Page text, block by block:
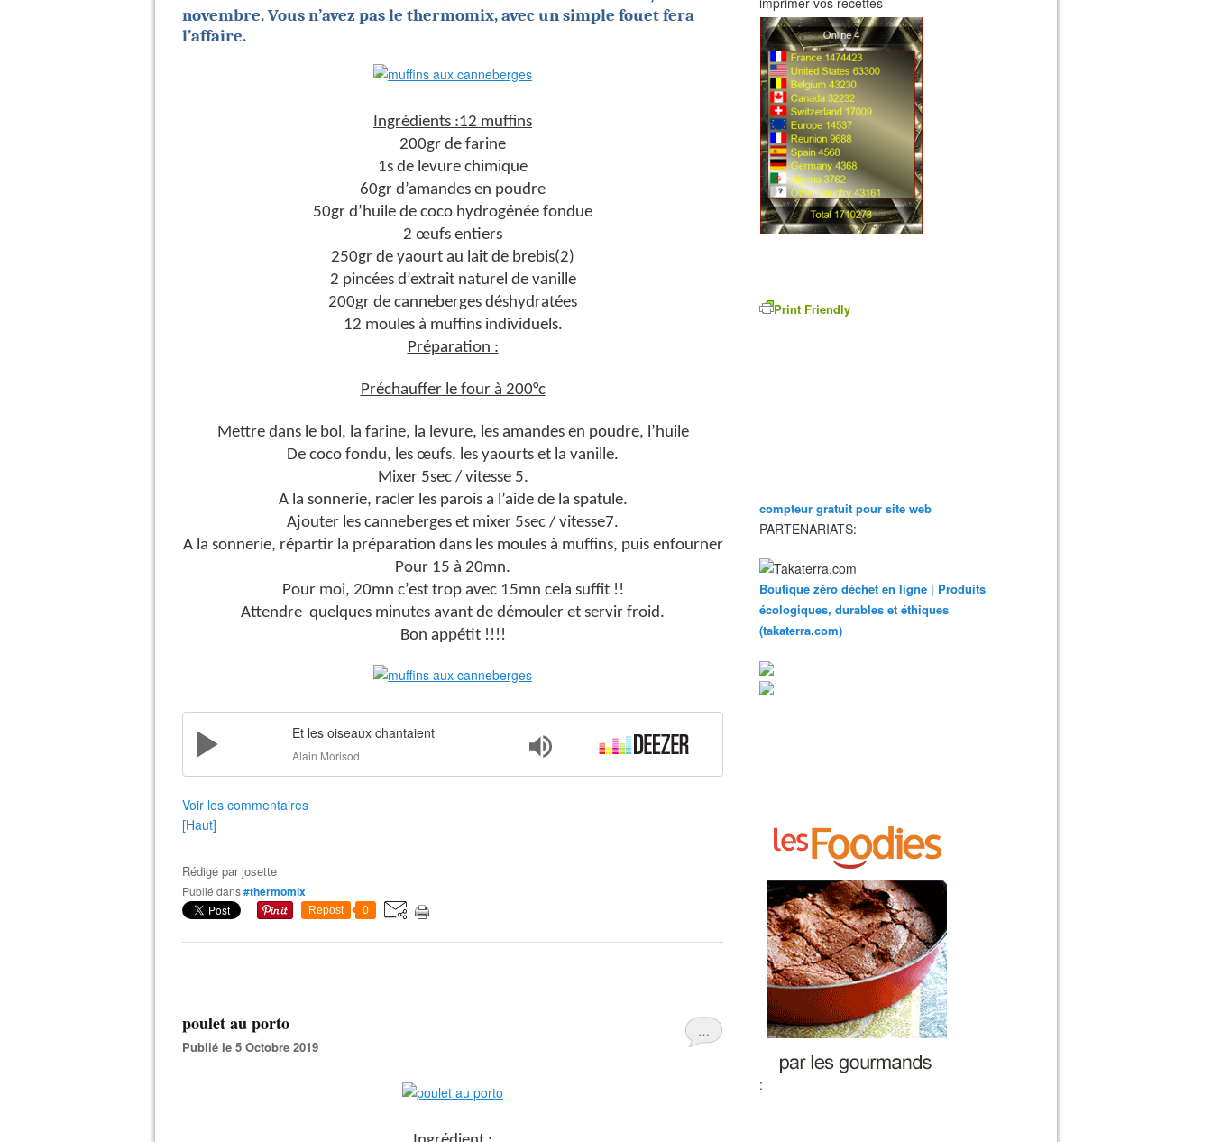
novembre. Vous n’avez pas le thermomix, avec un simple fouet fera
l’affaire.
Ingrédients :12 muffins
200gr de farine
1s de levure chimique
60gr d’amandes en poudre
50gr d’huile de coco hydrogénée fondue
2 œufs entiers
250gr de yaourt au lait de brebis(2)
2 pincées d’extrait naturel de vanille
200gr de canneberges déshydratées
12 moules à muffins individuels.
Préparation :
Préchauffer le four à 200°c
Mettre dans le bol, la farine, la levure, les amandes en poudre, l’huile
De coco fondu, les œufs, les yaourts et la vanille.
Mixer 5sec / vitesse 5.
A la sonnerie, racler les parois a l’aide de la spatule.
Ajouter les canneberges et mixer 5sec / vitesse7.
A la sonnerie, répartir la préparation dans les moules à muffins, puis enfourner
Pour 15 à 20mn.
Pour moi, 20mn c’est trop avec 15mn cela suffit !!
Attendre quelques minutes avant de démouler et servir froid.
Bon appétit !!!!
Et les oiseaux chantaient
Alain Morisod
Voir les commentaires
[Haut]
Rédigé parjosette
Publié dans#thermomix
Repost 0
…
poulet au porto
Publié le 5 Octobre 2019
Print Friendly
compteur gratuit pour site web
PARTENARIATS:
Boutique zéro déchet en ligne | Produits
écologiques, durables et éthiques
(takaterra.com)
: